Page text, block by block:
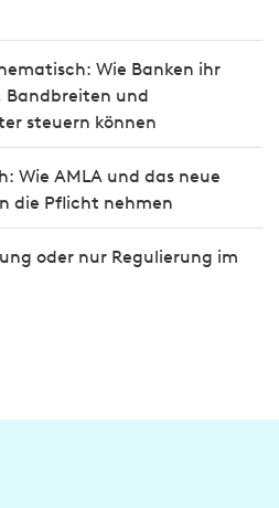
Wie Banken ihr
Bandbreiten und
steuern können
Wie AMLA und das neue
die Pflicht nehmen
oder nur Regulierung im